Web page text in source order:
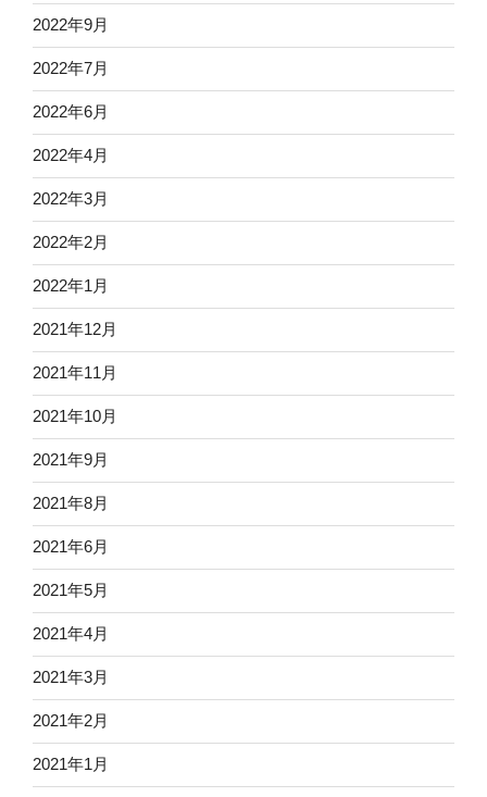
2022年9月
2022年7月
2022年6月
2022年4月
2022年3月
2022年2月
2022年1月
2021年12月
2021年11月
2021年10月
2021年9月
2021年8月
2021年6月
2021年5月
2021年4月
2021年3月
2021年2月
2021年1月